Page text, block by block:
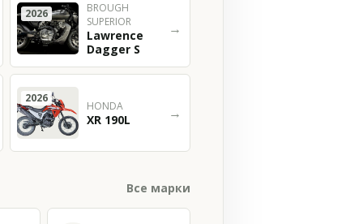
2026
BROUGH
SUPERIOR
Lawrence
Dagger S
→
2026
HONDA
XR 190L →
Все марки